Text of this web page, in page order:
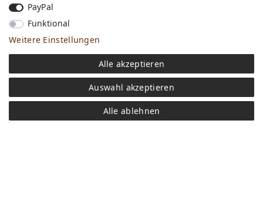
Versandkosten
Bezahlen
Widerrufs­recht
Impressum
Store
FAQ
Jobs
PayPal
Funktional
Weitere Einstellungen
Alle akzeptieren
Auswahl akzeptieren
Alle ablehnen